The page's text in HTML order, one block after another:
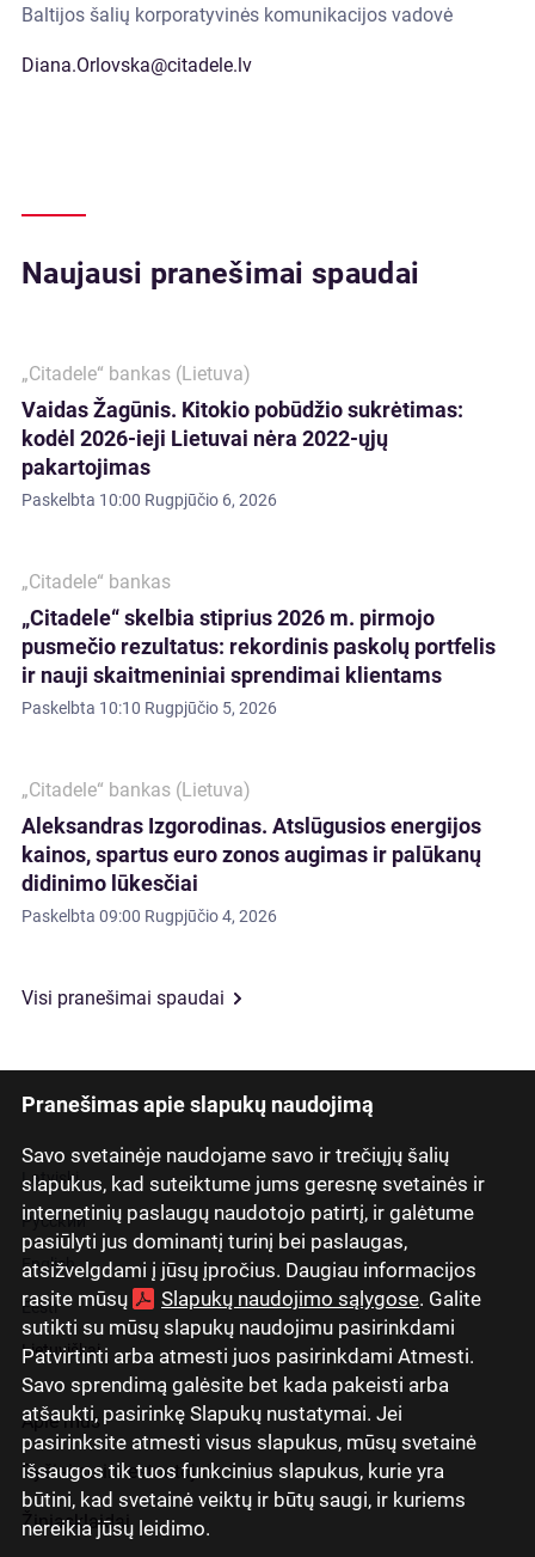
Pranešimas apie slapukų naudojimą
Savo svetainėje naudojame savo ir trečiųjų šalių
slapukus, kad suteiktume jums geresnę svetainės ir
internetinių paslaugų naudotojo patirtį, ir galėtume
pasiūlyti jus dominantį turinį bei paslaugas,
atsižvelgdami į jūsų įpročius. Daugiau informacijos
rasite mūsų
Slapukų naudojimo sąlygose. Galite
sutikti su mūsų slapukų naudojimu pasirinkdami
Patvirtinti arba atmesti juos pasirinkdami Atmesti.
Savo sprendimą galėsite bet kada pakeisti arba
atšaukti, pasirinkę Slapukų nustatymai. Jei
pasirinksite atmesti visus slapukus, mūsų svetainė
išsaugos tik tuos funkcinius slapukus, kurie yra
būtini, kad svetainė veiktų ir būtų saugi, ir kuriems
nereikia jūsų leidimo.
Baltijos šalių korporatyvinės komunikacijos vadovė
Diana.Orlovska@citadele.lv
Naujausi pranešimai spaudai
„Citadele“ bankas (Lietuva)
Vaidas Žagūnis. Kitokio pobūdžio sukrėtimas:
kodėl 2026-ieji Lietuvai nėra 2022-ųjų
pakartojimas
Paskelbta 10:00 Rugpjūčio 6, 2026
„Citadele“ bankas
„Citadele“ skelbia stiprius 2026 m. pirmojo
pusmečio rezultatus: rekordinis paskolų portfelis
ir nauji skaitmeniniai sprendimai klientams
Paskelbta 10:10 Rugpjūčio 5, 2026
„Citadele“ bankas (Lietuva)
Aleksandras Izgorodinas. Atslūgusios energijos
kainos, spartus euro zonos augimas ir palūkanų
didinimo lūkesčiai
Paskelbta 09:00 Rugpjūčio 4, 2026
Visi pranešimai spaudai
Latviski
Русский
English
Eesti
Lietuviškai
Apie mus
Ryšiai su investuotojais
Žiniasklaidai